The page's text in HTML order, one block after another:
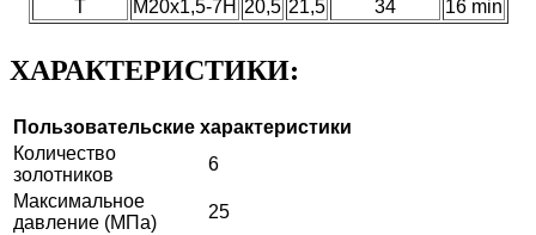
Т
М20х1,5-7Н 20,5 21,5 34 16 min
ХАРАКТЕРИСТИКИ:
Пользовательские характеристики
Количество
золотников
6
Максимальное
давление (МПа)
25